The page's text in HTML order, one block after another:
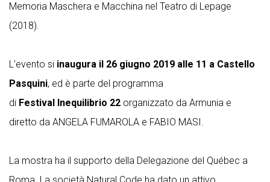
Memoria Maschera e Macchina nel Teatro di Lepage
(2018).
L’evento si inaugura il 26 giugno 2019 alle 11 a Castello
Pasquini, ed è parte del programma
di Festival Inequilibrio 22 organizzato da Armunia e
diretto da ANGELA FUMAROLA e FABIO MASI.
La mostra ha il supporto della Delegazione del Québec a